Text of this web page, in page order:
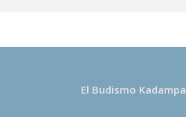
El Budismo Kadampa